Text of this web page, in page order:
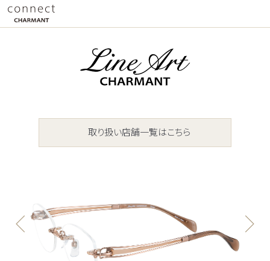
取り扱い店舗一覧はこちら